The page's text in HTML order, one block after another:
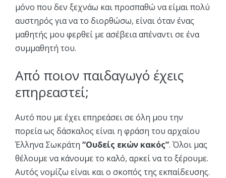
μόνο που δεν ξεχνάω και προσπαθώ να είμαι πολύ
αυστηρός για να το διορθώσω, είναι όταν ένας
μαθητής μου φερθεί με ασέβεια απέναντι σε ένα
συμμαθητή του.
Από ποιον παιδαγωγό έχεις
επηρεαστεί;
Αυτό που με έχει επηρεάσει σε όλη μου την
πορεία ως δάσκαλος είναι η φράση του αρχαίου
Έλληνα Σωκράτη “Ουδείς εκών κακός”. Όλοι μας
θέλουμε να κάνουμε το καλό, αρκεί να το ξέρουμε.
Αυτός νομίζω είναι και ο σκοπός της εκπαίδευσης.